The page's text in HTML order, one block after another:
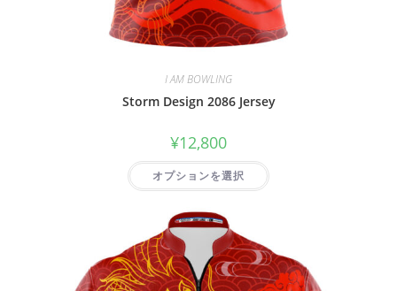
I AM BOWLING
Storm Design 2086 Jersey
¥12,800
オプションを選択